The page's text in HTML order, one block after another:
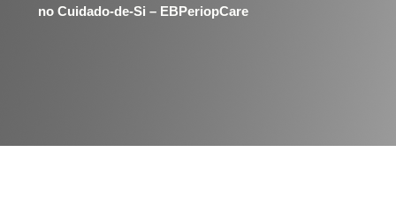
no Cuidado-de-Si – EBPeriopCare